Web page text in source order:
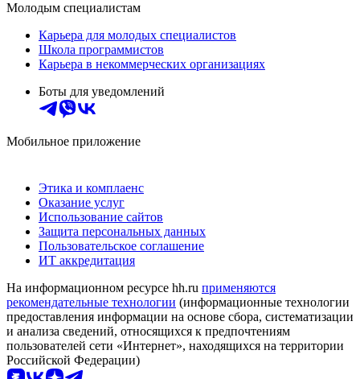
Молодым специалистам
Карьера для молодых специалистов
Школа программистов
Карьера в некоммерческих организациях
Боты для уведомлений
Мобильное приложение
Этика и комплаенс
Оказание услуг
Использование сайтов
Защита персональных данных
Пользовательское соглашение
ИТ аккредитация
На информационном ресурсе hh.ru применяются
рекомендательные технологии (информационные технологии
предоставления информации на основе сбора, систематизации
и анализа сведений, относящихся к предпочтениям
пользователей сети «Интернет», находящихся на территории
Российской Федерации)